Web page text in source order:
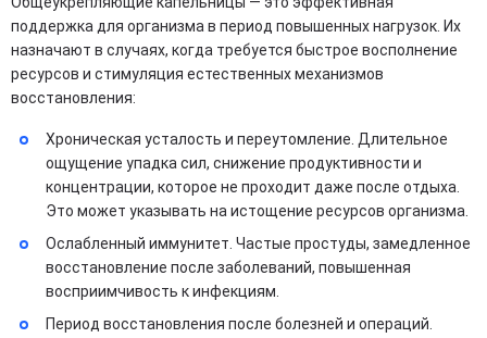
поддержка для организма в период повышенных нагрузок. Их
назначают в случаях, когда требуется быстрое восполнение
ресурсов и стимуляция естественных механизмов
восстановления:
Хроническая усталость и переутомление. Длительное
ощущение упадка сил, снижение продуктивности и
концентрации, которое не проходит даже после отдыха.
Это может указывать на истощение ресурсов организма.
Ослабленный иммунитет. Частые простуды, замедленное
восстановление после заболеваний, повышенная
восприимчивость к инфекциям.
Период восстановления после болезней и операций.